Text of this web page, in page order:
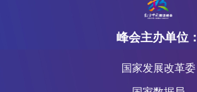
峰会主办单位：
国家发展改革委